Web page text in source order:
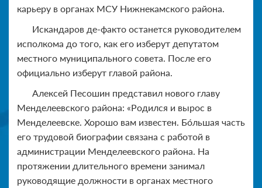
карьеру в органах МСУ Нижнекамского района.
Искандаров де-факто останется руководителем
исполкома до того, как его изберут депутатом
местного муниципального совета. После его
официально изберут главой района.
Алексей Песошин представил нового главу
Менделеевского района: «Родился и вырос в
Менделеевске. Хорошо вам известен. Бо́льшая часть
его трудовой биографии связана с работой в
администрации Менделеевского района. На
протяжении длительного времени занимал
руководящие должности в органах местного